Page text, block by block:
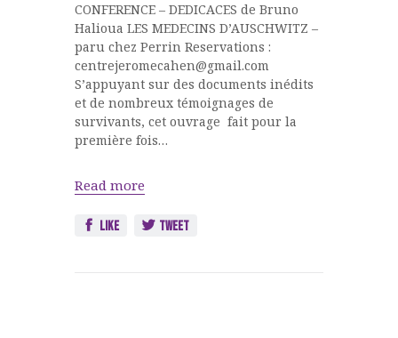
CONTACT
ADHÉSION
ACQUISITION DU
CENTRE
DONS
CONFERENCE – DEDICACES de Bruno
Halioua LES MEDECINS D’AUSCHWITZ –
paru chez Perrin Reservations :
centrejeromecahen@gmail.com
S’appuyant sur des documents inédits
et de nombreux témoignages de
survivants, cet ouvrage fait pour la
première fois…
Read more
Like Tweet